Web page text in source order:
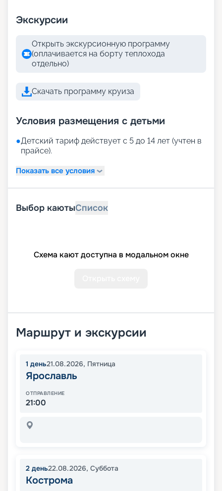
Экскурсии
Открыть экскурсионную программу
(оплачивается на борту теплохода
отдельно)
Скачать программу круиза
Условия размещения с детьми
●Детский тариф действует с 5 до 14 лет (учтен в
прайсе).
Показать все условия
Выбор каютыСписок
Схема кают доступна в модальном окне
Маршрут и экскурсии
1 день21.08.2026, Пятница
Ярославль
ОТПРАВЛЕНИЕ
21:00
2 день22.08.2026, Суббота
Кострома